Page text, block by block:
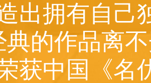
出拥有自己
典的作品离
获中国《名